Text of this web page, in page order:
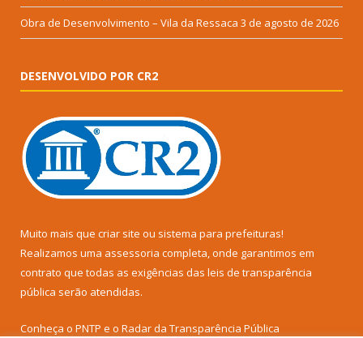
Obra de Desenvolvimento – Vila da Ressaca 3 de agosto de 2026
DESENVOLVIDO POR CR2
Muito mais que criar site ou sistema para prefeituras!
Realizamos uma assessoria completa, onde garantimos em
contrato que todas as exigências das leis de transparência
pública serão atendidas.
Conheça o PNTP e o Radar da Transparência Pública